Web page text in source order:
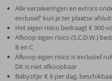
Alle verzekeringen en extra's
exclusief' kun je ter plaatse
Het eigen risico bedraagt € 900
Afkoop eigen risico (S.C.D.W.)
B en C
Afkoop eigen risico is exclusief
Dit is niet afkoopbaar
Babyzitje: € 6 per dag,